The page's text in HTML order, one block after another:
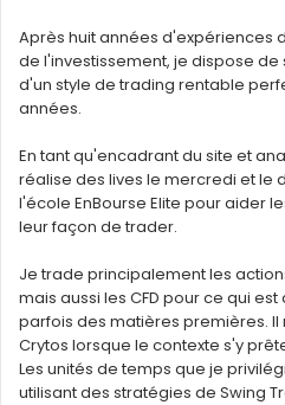
Après huit années d'expériences
de l'investissement, je dispose
d'un style de trading rentable
années.
En tant qu'encadrant du site et
réalise des lives le mercredi et le
l'école EnBourse Elite pour aider
leur façon de trader.
Je trade principalement les
mais aussi les CFD pour ce qui est
parfois des matières premières.
Crytos lorsque le contexte s'y
Les unités de temps que je
utilisant des stratégies de Swing